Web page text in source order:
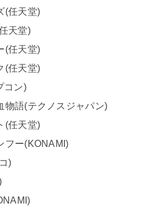
(任天堂)
天堂)
(任天堂)
(任天堂)
コン)
物語(テクノスジャパン)
(任天堂)
フー(KONAMI)
)